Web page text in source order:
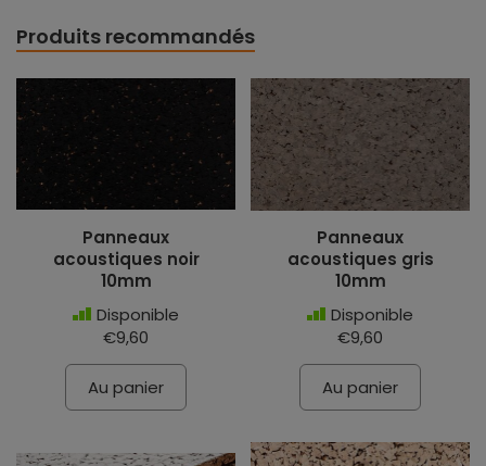
Produits recommandés
Panneaux
acoustiques noir
10mm
Disponible
€9,60
Au panier
Panneaux
acoustiques gris
10mm
Disponible
€9,60
Au panier